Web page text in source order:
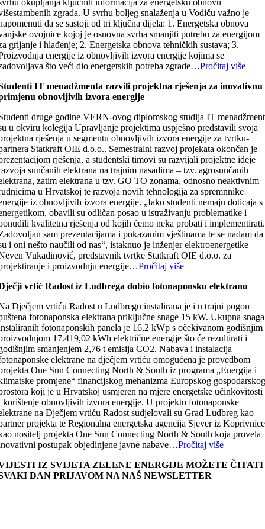
okupljanja ključnih informacija za energetsku obnovu
zgrada. U svrhu boljeg snalaženja u Vodiču važno je
da se sastoji od tri ključna dijela: 1. Energetska obnova
ovojnice kojoj je osnovna svrha smanjiti potrebu za energijom
grijanje i hlađenje; 2. Energetska obnova tehničkih sustava; 3.
energije iz obnovljivih izvora energije kojima se
što veći dio energetskih potreba zgrade…Pročitaj više
IT menadžmenta razvili projektna rješenja za inovativnu
obnovljivih izvora energije
druge godine VERN-ovog diplomskog studija IT menadžment
u okviru kolegija Upravljanje projektima uspješno predstavili svoja
rješenja u segmentu obnovljivih izvora energije za tvrtku-
Statkraft OIE d.o.o.. Semestralni razvoj projekata okončan je
rješenja, a studentski timovi su razvijali projektne ideje
sunčanih elektrana na trajnim nasadima – tzv. agrosunčanih
zatim elektrana u tzv. GO TO zonama, odnosno neaktivnim
u Hrvatskoj te razvoja novih tehnologija za spremnnike
iz obnovljivih izvora energije. „Iako studenti nemaju doticaja s
obavili su odličan posao u istraživanju problematike i
kvalitetna rješenja od kojih ćemo neka probati i implementirati.
sam prezentacijama i pokazanim vještinama te se nadam da
i oni nešto naučili od nas“, istaknuo je inženjer elektroenergetike
Vukadinović, predstavnik tvrtke Statkraft OIE d.o.o. za
i proizvodnju energije…Pročitaj više
vrtić Radost iz Ludbrega dobio fotonaponsku elektranu
Dječjem vrtiću Radost u Ludbregu instalirana je i u trajni pogon
fotonaponska elektrana priključne snage 15 kW. Ukupna snaga
fotonaponskih panela je 16,2 kWp s očekivanom godišnjim
17.419,02 kWh električne energije što će rezultirati i
smanjenjem 2,76 t emisija CO2. Nabava i instalacija
elektrane na dječjem vrtiću omogućena je provedbom
One Sun Connecting North & South iz programa „Energija i
promjene“ financijskog mehanizma Europskog
koji je u Hrvatskoj usmjeren na mjere energetske učinkovitosti
korištenje obnovljivih izvora energije. U projektu fotonaponske
na Dječjem vrtiću Radost sudjelovali su Grad Ludbreg kao
projekta te Regionalna energetska agencija Sjever iz Koprivnice
nositelj projekta One Sun Connecting North & South koja provela
postupak objedinjene javne nabave…Pročitaj više
IZ SVIJETA ZELENE ENERGIJE MOŽETE ČITATI
DAN PRIJAVOM NA NAŠ NEWSLETTER